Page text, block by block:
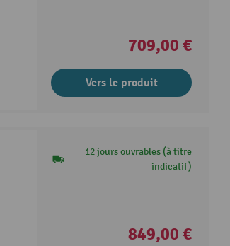
709,00 €
Vers le produit
12 jours ouvrables (à titre
indicatif)
849,00 €